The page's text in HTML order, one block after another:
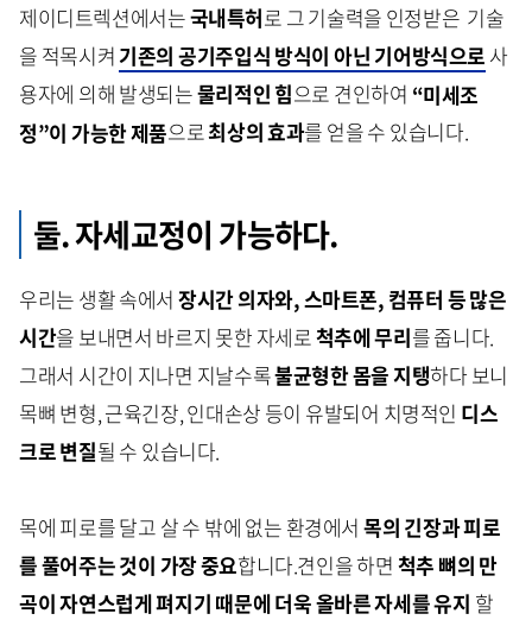
제이디트렉션에서는국내특허로 그 기술력을 인정받은 기술
을 적목시켜 기존의 공기주입식 방식이 아닌 기어방식으로 사
용자에 의해 발생되는물리적인 힘으로 견인하여 “미세조
정”이 가능한 제품으로최상의 효과를 얻을 수 있습니다.
둘. 자세교정이 가능하다.
우리는 생활 속에서장시간 의자와, 스마트폰, 컴퓨터 등 많은
시간을 보내면서 바르지 못한 자세로척추에 무리를 줍니다.
그래서 시간이 지나면 지날수록불균형한 몸을 지탱하다 보니
목뼈 변형, 근육긴장, 인대손상 등이 유발되어 치명적인 디스
크로 변질될 수 있습니다.
목에 피로를 달고 살 수 밖에 없는 환경에서 목의 긴장과 피로
를 풀어주는 것이 가장 중요합니다.견인을 하면 척추 뼈의 만
곡이 자연스럽게 펴지기 때문에 더욱 올바른 자세를 유지 할